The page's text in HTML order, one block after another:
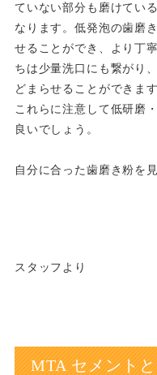
ていない部分も磨けてい
なります。低発泡の歯磨
せることができ、より丁
ちは少量洗口にも繋がり
どまらせることができます
これらに注意して低研磨
良いでしょう。
自分に合った歯磨き粉を
スタッフより
MTA セメント